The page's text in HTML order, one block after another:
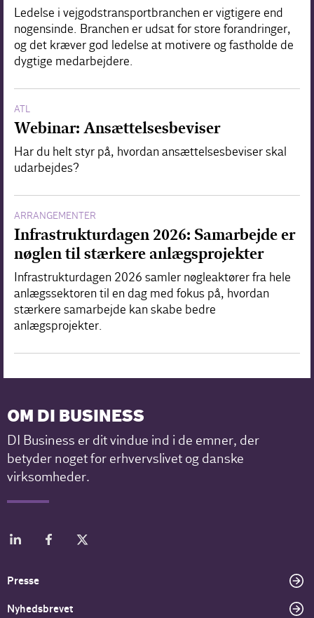
Ledelse i vejgodstransportbranchen er vigtigere end
nogensinde. Branchen er udsat for store forandringer,
og det kræver god ledelse at motivere og fastholde de
dygtige medarbejdere.
ATL
Webinar: Ansættelsesbeviser
Har du helt styr på, hvordan ansættelsesbeviser skal
udarbejdes?
ARRANGEMENTER
Infrastrukturdagen 2026: Samarbejde er
nøglen til stærkere anlægsprojekter
Infrastrukturdagen 2026 samler nøgleaktører fra hele
anlægssektoren til en dag med fokus på, hvordan
stærkere samarbejde kan skabe bedre
anlægsprojekter.
OM DI BUSINESS
DI Business er dit vindue ind i de emner, der
betyder noget for erhvervslivet og danske
virksomheder.
Presse
Nyhedsbrevet